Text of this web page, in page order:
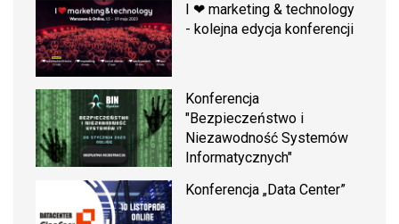
I ❤ marketing & technology
- kolejna edycja konferencji
Konferencja
"Bezpieczeństwo i
Niezawodność Systemów
Informatycznych"
Konferencja „Data Center”